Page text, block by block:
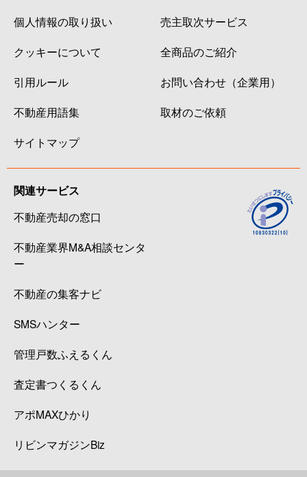
個人情報の取り扱い
クッキーについて
引用ルール
不動産用語集
サイトマップ
売主取次サービス
全商品のご紹介
お問い合わせ（企業用）
取材のご依頼
関連サービス
不動産売却の窓口
不動産業界M&A相談センタ
ー
不動産の集客ナビ
SMSハンター
管理戸数ふえるくん
査定書つくるくん
アポMAXひかり
リビンマガジンBiz